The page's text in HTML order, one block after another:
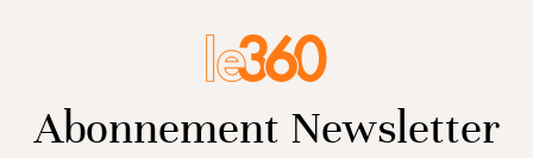
Abonnement Newsletter